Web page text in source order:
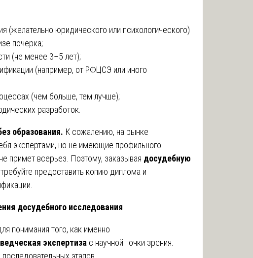
(желательно юридического или психологического)
почерка;
(не менее 3–5 лет);
(например, от РФЦСЭ или иного
(чем больше, тем лучше);
разработок.
образования. К сожалению, на рынке
экспертами, но не имеющие профильного
примет всерьез. Поэтому, заказывая досудебную
предоставить копию диплома и
досудебного исследования
понимания того, как именно
экспертиза с научной точки зрения.
этапов.